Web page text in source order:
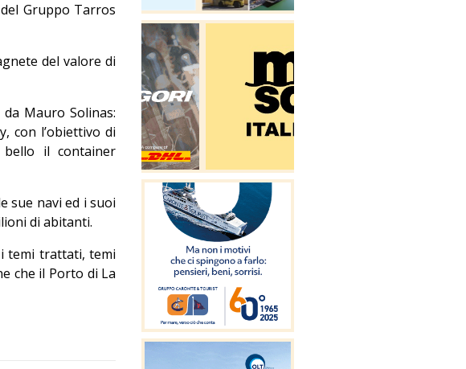
Gruppo Tarros
del valore di
Mauro Solinas:
con l’obiettivo di
il container
sue navi ed i suoi
di abitanti.
temi trattati, temi
che il Porto di La